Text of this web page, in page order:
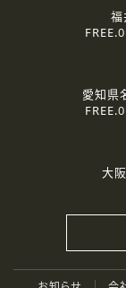
福
FREE.
愛知県
FREE.
大